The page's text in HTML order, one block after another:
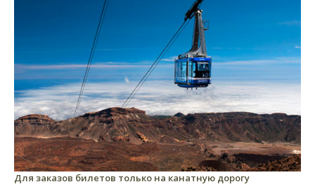
Для заказов билетов только на канатную дорогу